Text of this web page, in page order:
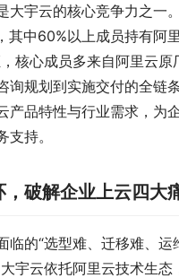
大宇云的核心竞争力之一
其中60%以上成员持有阿
核心成员多来自阿里云原
询规划到实施交付的全链
产品特性与行业需求，为
持。
破解企业上云四大
临的“选型难、迁移难、运
宇云依托阿里云技术生态